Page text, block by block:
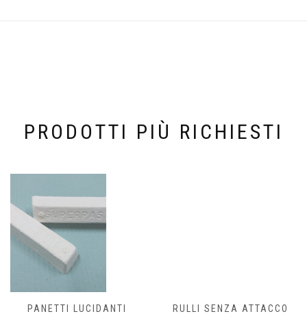
PRODOTTI PIÙ RICHIESTI
PANETTI LUCIDANTI RULLI SENZA ATTACCO